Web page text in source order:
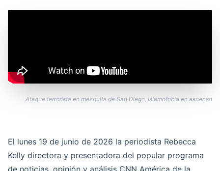
Ataque terrorista en mezquita de San Diego, islamofobia en ascenso
El lunes 19 de junio de 2026 la periodista Rebecca
Kelly directora y presentadora del popular programa
de noticias, opinión y análisis CNN América de la